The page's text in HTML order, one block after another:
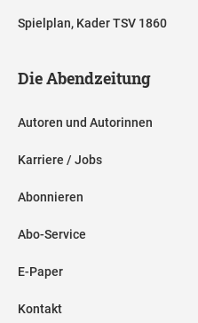
Spielplan, Kader TSV 1860
Die Abendzeitung
Autoren und Autorinnen
Karriere / Jobs
Abonnieren
Abo-Service
E-Paper
Kontakt